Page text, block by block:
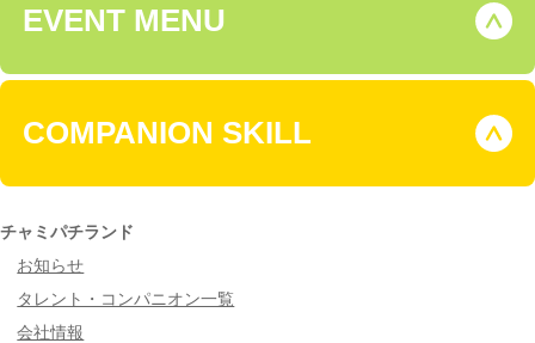
EVENT MENU
COMPANION SKILL
チャミパチランド
お知らせ
タレント・コンパニオン一覧
会社情報